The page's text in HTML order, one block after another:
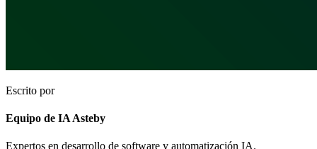
Escrito por
Equipo de IA Asteby
Expertos en desarrollo de software y automatización IA.